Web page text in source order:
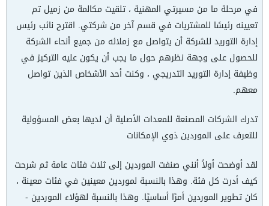
في مرحلة ما من مسيرتي المهنية ، تلقيت مكالمة من زميل تم
تعيينه رئيسًا للمشتريات في قسم آخر من شركتي. اقترح نائب رئيس
إدارة التوريد للشركة أن يتواصل مع زملائه من جميع أنحاء الشركة
للحصول على وجهة نظرهم حول ما يجب أن يكون عليه التركيز في
وظيفة إدارة التوريد التدريجي ، وكنت أحد الأشخاص الذين تواصل
معهم.
تدرك الشركات المصنعة للمعدات الأصلية أن لديها بعض المسؤولية
للتعرف على الموردين ذوي الإمكانات
لقد أوضحت أولاً أنني صنفت الموردين إلى ثلاث فئات عامة ثم شرحت
كيف أدرت كل فئة. وهذا بالنسبة لموردين معينين في فئات معينة ،
كان تطوير الموردين أمرًا أساسيًا. وهذا بالنسبة لهؤلاء الموردين -